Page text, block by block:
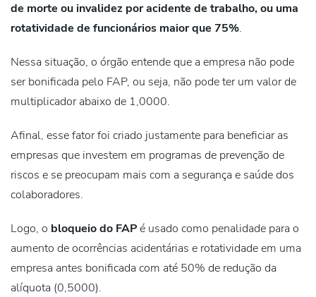
de morte ou invalidez por acidente de trabalho, ou uma
rotatividade de funcionários maior que 75%.
Nessa situação, o órgão entende que a empresa não pode
ser bonificada pelo FAP, ou seja, não pode ter um valor de
multiplicador abaixo de 1,0000.
Afinal, esse fator foi criado justamente para beneficiar as
empresas que investem em programas de prevenção de
riscos e se preocupam mais com a segurança e saúde dos
colaboradores.
Logo, o bloqueio do FAPé usado como penalidade para o
aumento de ocorrências acidentárias e rotatividade em uma
empresa antes bonificada com até 50% de redução da
alíquota (0,5000).